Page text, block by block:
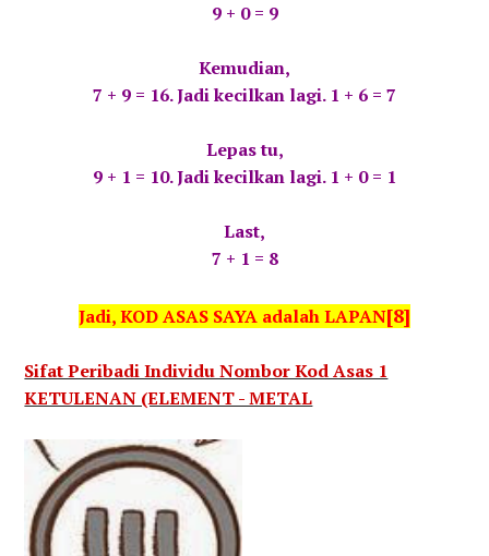
9 + 0 = 9
Kemudian,
7 + 9 = 16. Jadi kecilkan lagi. 1 + 6 = 7
Lepas tu,
9 + 1 = 10. Jadi kecilkan lagi. 1 + 0 = 1
Last,
7 + 1 = 8
Jadi, KOD ASAS SAYA adalah LAPAN[8]
Sifat Peribadi Individu Nombor Kod Asas 1
KETULENAN (ELEMENT - METAL